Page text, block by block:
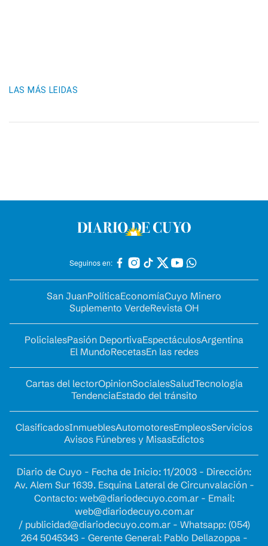
LAS MÁS LEIDAS
Seguinos en:
San JuanPolíticaEconomíaCuyo Minero
Suplemento VerdeRevista OH
PolicialesPasión DeportivaEspectáculosArgentina
El MundoRecetasEn las redes
Cartas del lectorOpinionSocialesSaludTecnología
TendenciaEstado del tránsito
ClasificadosInmueblesAutomotoresEmpleosServicios
Avisos Fúnebres y MisasEdictos
Diario de Cuyo - Fecha de Inicio: 11/2003 - Dirección:
Av. Alem Sur 1639. Esquina Lateral de Circunvalación -
Contacto: web@diariodecuyo.com.ar- Email:
web@diariodecuyo.com.ar
/ publicidad@diariodecuyo.com.ar- Whatsapp: (054)
264 5045343 - Gerente General: Pablo Dellazoppa -